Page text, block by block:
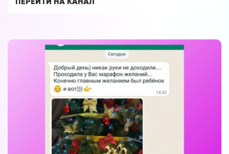
Форум в
Телеграм
Форум на сайте